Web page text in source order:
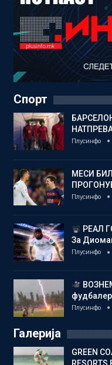
Спорт
Плусинфо
МЕСИ
Плусинфо
РЕАЛ
За
Плусинфо
Плусинфо
Галерија
GREEN